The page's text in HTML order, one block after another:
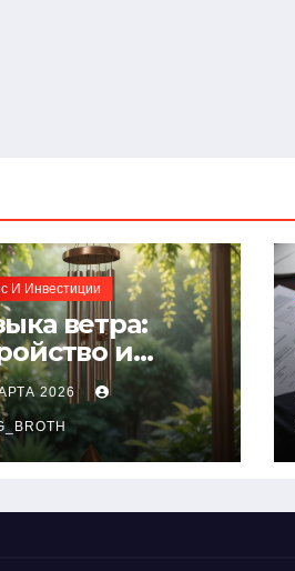
И Инвестиции
ветра:
и
2026